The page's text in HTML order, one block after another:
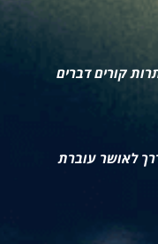
קורים דברים
לאושר עוברת